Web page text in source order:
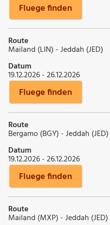
Fluege finden
Route
Mailand (LIN) - Jeddah (JED)
Datum
19.12.2026 - 26.12.2026
Fluege finden
Route
Bergamo (BGY) - Jeddah (JED)
Datum
19.12.2026 - 26.12.2026
Fluege finden
Route
Mailand (MXP) - Jeddah (JED)